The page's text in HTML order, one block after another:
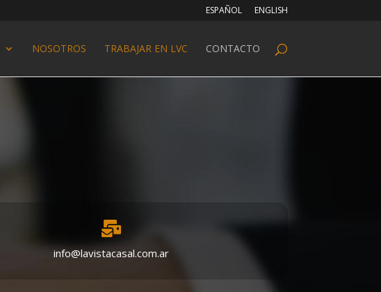
ESPAÑOL ENGLISH
NOSOTROS TRABAJAR EN LVC CONTACTO

info@lavistacasal.com.ar